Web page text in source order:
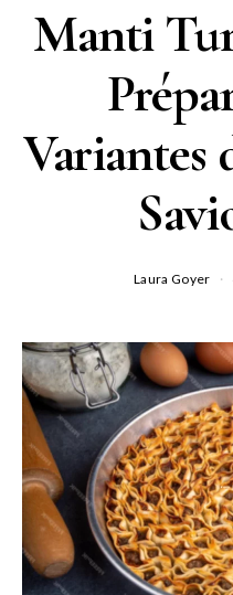
Manti
Variantes
Laura Goyer